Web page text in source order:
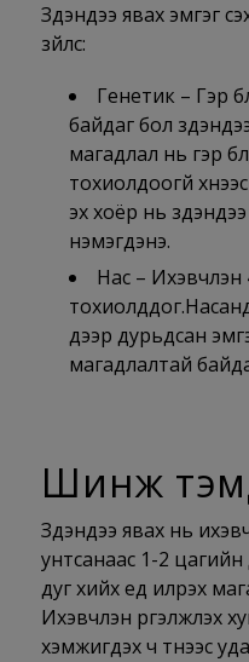
Зүүдэндээ явах эмгэг
зүйлс:
Генетик – Гэр
байдаг бол
магадлал нь гэр
тохиолдоогүй
эх хоёр нь
нэмэгдэнэ.
Нас – Ихэвчлэн
тохиолддог.Насанд
дээр дурьдсан
магадлалтай
Шинж
Зүүдэндээ явах нь
унтсанаас 1-2
дуг хийх үед илрэх
Ихэвчлэн үргэлжлэх
хэмжигдэх ч түүнээс